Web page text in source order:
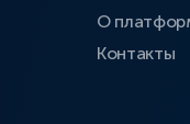
О
Контакты